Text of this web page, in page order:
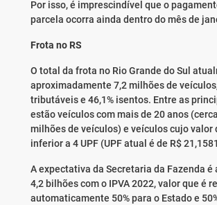
Por isso, é imprescindível que o
parcela ocorra ainda dentro do mês de
Frota no RS
O total da frota no Rio Grande do Sul
aproximadamente 7,2 milhões de
tributáveis e 46,1% isentos. Entre as
estão veículos com mais de 20 anos
milhões de veículos) e veículos cujo valor
inferior a 4 UPF (UPF atual é de R$
A expectativa da Secretaria da Fazenda é
4,2 bilhões com o IPVA 2022, valor que é
automaticamente 50% para o Estado e